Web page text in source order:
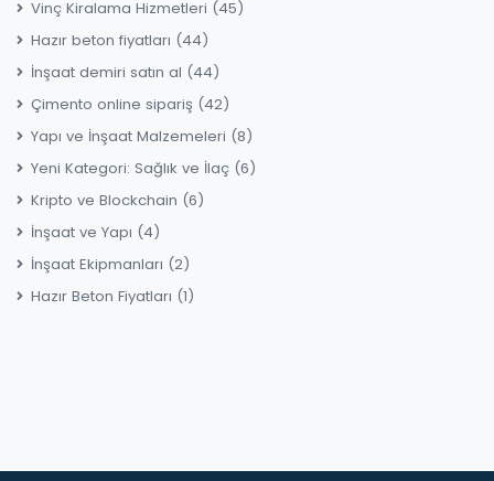
Vinç Kiralama Hizmetleri (45)
Hazır beton fiyatları (44)
İnşaat demiri satın al (44)
Çimento online sipariş (42)
Yapı ve İnşaat Malzemeleri (8)
Yeni Kategori: Sağlık ve İlaç (6)
Kripto ve Blockchain (6)
İnşaat ve Yapı (4)
İnşaat Ekipmanları (2)
Hazır Beton Fiyatları (1)